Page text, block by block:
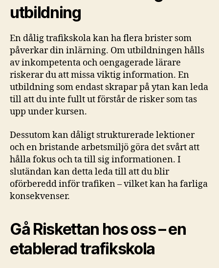
utbildning
En dålig trafikskola kan ha flera brister som
påverkar din inlärning. Om utbildningen hålls
av inkompetenta och oengagerade lärare
riskerar du att missa viktig information. En
utbildning som endast skrapar på ytan kan leda
till att du inte fullt ut förstår de risker som tas
upp under kursen.
Dessutom kan dåligt strukturerade lektioner
och en bristande arbetsmiljö göra det svårt att
hålla fokus och ta till sig informationen. I
slutändan kan detta leda till att du blir
oförberedd inför trafiken – vilket kan ha farliga
konsekvenser.
Gå Riskettan hos oss – en
etablerad trafikskola